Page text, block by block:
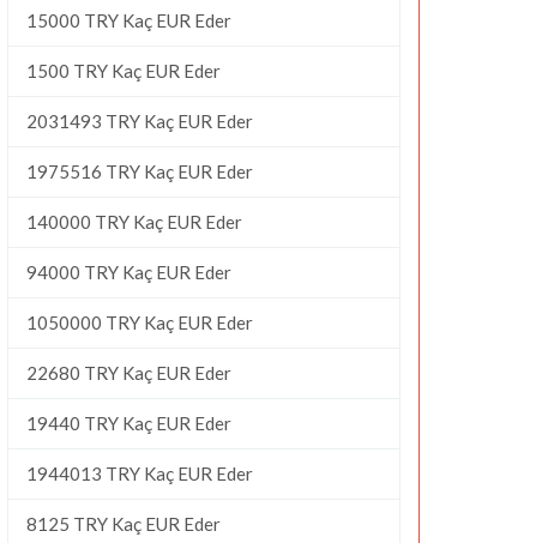
15000 TRY Kaç EUR Eder
1500 TRY Kaç EUR Eder
2031493 TRY Kaç EUR Eder
1975516 TRY Kaç EUR Eder
140000 TRY Kaç EUR Eder
94000 TRY Kaç EUR Eder
1050000 TRY Kaç EUR Eder
22680 TRY Kaç EUR Eder
19440 TRY Kaç EUR Eder
1944013 TRY Kaç EUR Eder
8125 TRY Kaç EUR Eder